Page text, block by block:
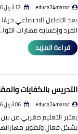
educa24maroc
يعد التفاعل الاجتماعي
الفرد وإكسابه مهارات
قراءة المزيد
التدريس بالكفايات
educa24maroc
يعتبر التعليم مغربي من
بشكل فعال وتطوير